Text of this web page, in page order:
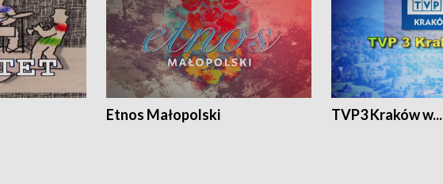
Etnos Małopolski TVP3 Kraków w...